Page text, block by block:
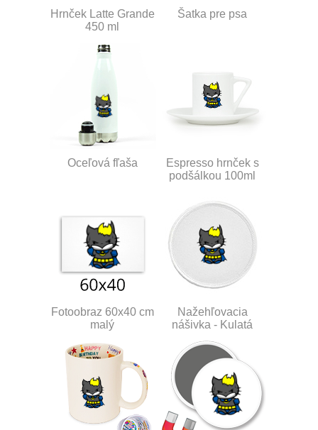
Hrnček Latte Grande
450 ml
Šatka pre psa
Oceľová fľaša
Espresso hrnček s
podšálkou 100ml
Fotoobraz 60x40 cm
malý
Nažehľovacia
nášivka - Kulatá